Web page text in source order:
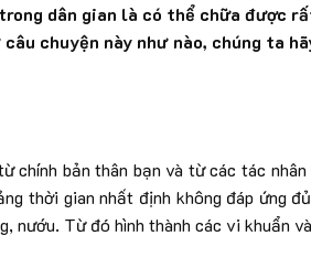
dân gian là có thể chữa được
chuyện này như nào, chúng ta
chính bản thân bạn và từ các tác
thời gian nhất định không đáp ứng
nướu. Từ đó hình thành các vi khuẩn